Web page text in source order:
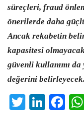
süreçleri, fraud
önerilerde daha
Ancak rekabetin
kapasitesi
güvenli kullanımı da
değerini belirleyecek.
Twitter